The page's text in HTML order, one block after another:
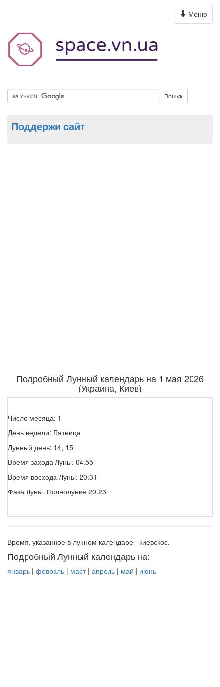
Toggle
navigation
Меню
Пошук
Поддержи сайт
Подробный Лунный календарь на 1 мая 2026
(Украина, Киев)
Число месяца: 1
День недели: Пятница
Лунный день: 14, 15
Время захода Луны: 04:55
Время восхода Луны: 20:31
Фаза Луны: Полнолуние 20:23
Время, указанное в лунном календаре - киевское.
Подробный Лунный календарь на:
январь | февраль | март| апрель | май | июнь